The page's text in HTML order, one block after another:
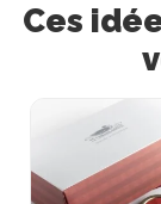
Ces